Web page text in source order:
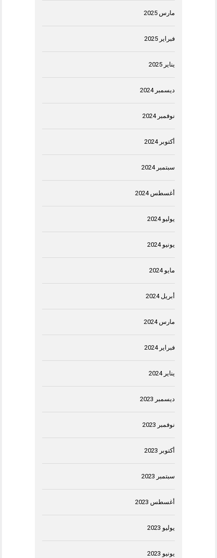
مارس 2025
فبراير 2025
يناير 2025
ديسمبر 2024
نوفمبر 2024
أكتوبر 2024
سبتمبر 2024
أغسطس 2024
يوليو 2024
يونيو 2024
مايو 2024
أبريل 2024
مارس 2024
فبراير 2024
يناير 2024
ديسمبر 2023
نوفمبر 2023
أكتوبر 2023
سبتمبر 2023
أغسطس 2023
يوليو 2023
يونيو 2023